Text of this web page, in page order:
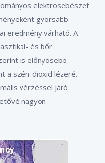
elektrosebészet
gyorsabb
eredmény várható. A
és bőr
is előnyösebb
a szén-dioxid lézeré.
vérzéssel járó
nagyon